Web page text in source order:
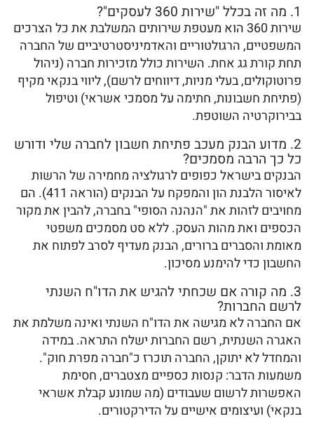
1. מה זה בכלל "שירות 360 לעסקים"?
שירות 360 הוא מעטפת שירותים המשלבת את כל הצרכים
המשפטיים, הרגולטוריים והאדמיניסטרטיביים של החברה
תחת קורת גג אחת. השירות כולל מזכירות חברה (ניהול
פרוטוקולים, בעלי מניות, דיווחים לרשם), ליווי בנקאי מקיף
(פתיחת חשבונות, חתימה על מסמכי אשראי) וטיפול
בבירוקרטיה השוטפת.
2. מדוע הבנק מעכב פתיחת חשבון לחברה שלי ודורש
כל כך הרבה מסמכים?
הבנקים בישראל כפופים לרגולציה מחמירה של הרשות
לאיסור הלבנת הון והמפקח על הבנקים (הוראה 411). הם
מחויבים לזהות את "הנהנה הסופי" בחברה, להבין את מקור
הכספים ואת מהות העסק. ללא סט מסמכים משפטי
מאומת והסברים ברורים, הבנק מעדיף לסרב לפתוח את
החשבון כדי להימנע מסיכון.
3. מה קורה אם שכחתי להגיש את הדו"ח השנתי
לרשם החברות?
אם החברה לא מגישה את הדו"ח השנתי ואינה משלמת את
האגרה השנתית, רשם החברות ישלח התראה. במידה
והמחדל לא יתוקן, החברה תוכרז כ"חברה מפרת חוק".
משמעות הדבר: קנסות כספיים מצטברים, חסימת
האפשרות לרשום שעבודים (מה שמונע קבלת אשראי
בנקאי) ועיצומים אישיים על הדירקטורים.